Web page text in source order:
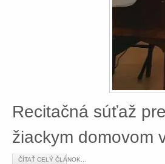
Recitačná súťaž
žiackym domovom
ČÍTAŤ CELÝ ČLÁNOK...